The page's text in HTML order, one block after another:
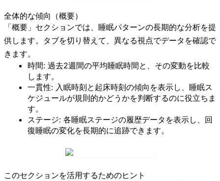
全体的な傾向（概要）
「概要」セクションでは、睡眠パターンの長期的な分析を提
供します。タブを切り替えて、異なる視点でデータを確認で
きます。
時間: 過去2週間の平均睡眠時間と、その変動を比較
します。
一貫性: 入眠時刻と起床時刻の傾向を表示し、睡眠ス
ケジュールが規則的かどうかを判断するのに役立ちま
す。
ステージ: 各睡眠ステージの履歴データを表示し、回
復睡眠の変化を長期的に追跡できます。
このセクションを活用するためのヒント